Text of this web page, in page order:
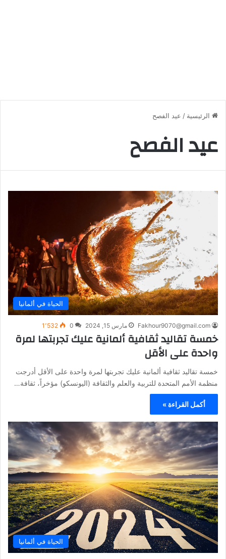
الرئيسية / عيد الفصح
عيد الفصح
الحياة في ألمانيا
Fakhour9070@gmail.com مارس 15, 2024 0 1٬532
خمسة تقاليد ثقافية ألمانية عليك تجربتها لمرة
واحدة على الأقل
خمسة تقاليد ثقافية ألمانية عليك تجربتها لمرة واحدة على الأقل أدرجت
منظمة الأمم المتحدة للتربية والعلم والثقافة (اليونسكو) مؤخراً، ثقافة…
أكمل القراءة »
الحياة في ألمانيا